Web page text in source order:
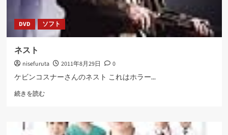
DVD ソフト
ネスト
nisefuruta 2011年8月29日
0
ケビンコスナーさんのネスト これはホラー...
続きを読むネ
に